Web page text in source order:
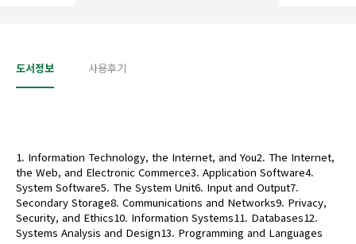
도서정보 사용후기
1. Information Technology, the Internet, and You2. The Internet,
the Web, and Electronic Commerce3. Application Software4.
System Software5. The System Unit6. Input and Output7.
Secondary Storage8. Communications and Networks9. Privacy,
Security, and Ethics10. Information Systems11. Databases12.
Systems Analysis and Design13. Programming and Languages